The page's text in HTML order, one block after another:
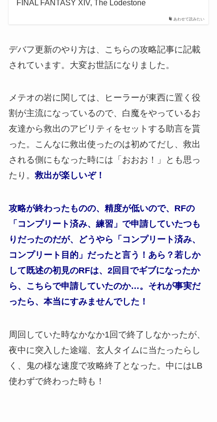
あわせて読みたい
FINAL FANTASY XIV, The Lodestone
デバフ更新のやり方は、こちらの攻略記事に記載
されています。大変お世話になりました。
メテオの岩に関しては、ヒーラーが東西に置く役
割が主流になっているので、白魔をやっているお
友達から救出のアビリティをセットする助言を貰
った。こんなに救出使ったのは初めてだし、救出
される側にもなった時には「おおお！」とも思っ
たり。救出が楽しいぞ！
攻略が終わったものの、精度が低いので、RFの
「コンプリート済み、練習」で申請していたつも
りだったのだが、どうやら「コンプリート済み、
コンプリート目的」だったと言う！あら？若しか
して既述の初見のRFは、2回目でギブになったか
ら、こちらで申請していたのか…。それが事実だ
ったら、本当にすみませんでした！
周回していた時なかなか1回で終了しなかったが、
夜中に突入した途端、玄人タイムに当たったらし
く、鬼の様な速度で攻略終了となった。中にはLB
使わずで終わった時も！